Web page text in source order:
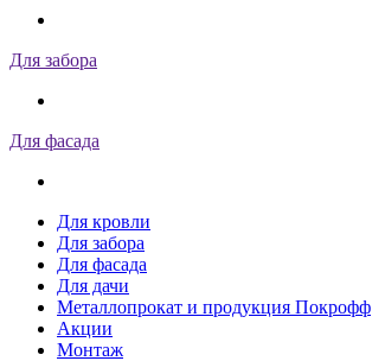
Для забора
Для фасада
Для кровли
Для забора
Для фасада
Для дачи
Металлопрокат и продукция Покрофф
Акции
Монтаж